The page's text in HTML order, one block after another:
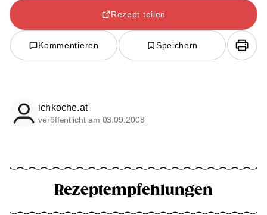
Rezept teilen
Kommentieren Speichern
ichkoche.at
veröffentlicht am 03.09.2008
Rezeptempfehlungen